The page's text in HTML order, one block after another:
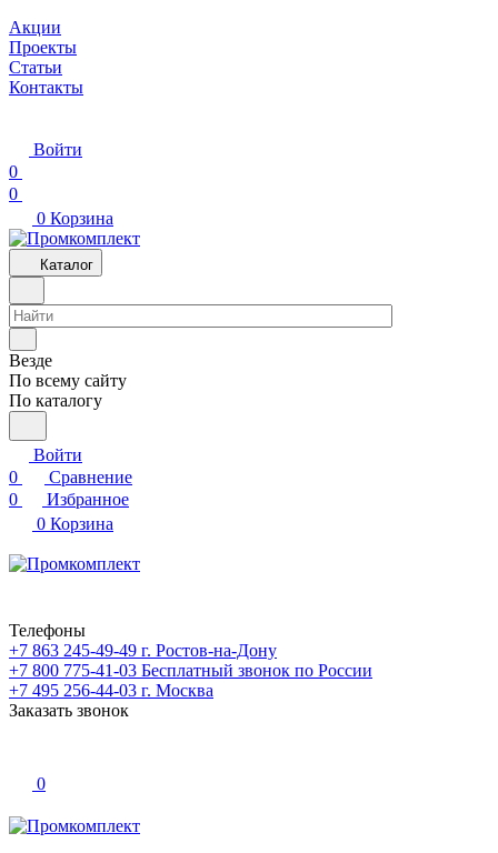
Акции
Проекты
Статьи
Контакты
Войти
0
0
0 Корзина
Каталог
Везде
По всему сайту
По каталогу
Войти
0
Сравнение
0
Избранное
0 Корзина
Телефоны
+7 863 245-49-49 г. Ростов-на-Дону
+7 800 775-41-03 Бесплатный звонок по России
+7 495 256-44-03 г. Москва
Заказать звонок
0